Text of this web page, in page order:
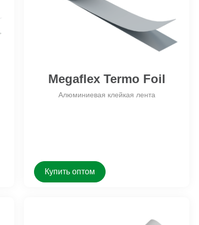
Veberton Easy Roof
Veberton Easy Roof Step
заглубленных отдельностоящих
сооружений ГО
Megaflex Termo Foil
Алюминиевая клейкая лента
Купить оптом